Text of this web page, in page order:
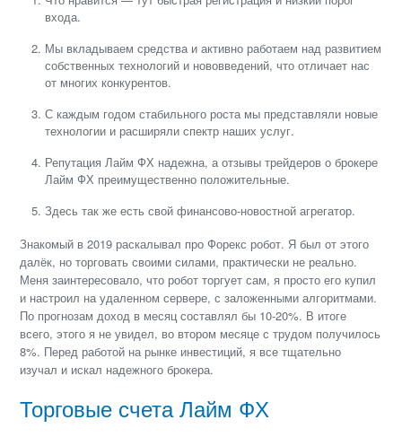
входа.
Мы вкладываем средства и активно работаем над развитием
собственных технологий и нововведений, что отличает нас
от многих конкурентов.
С каждым годом стабильного роста мы представляли новые
технологии и расширяли спектр наших услуг.
Репутация Лайм ФХ надежна, а отзывы трейдеров о брокере
Лайм ФХ преимущественно положительные.
Здесь так же есть свой финансово-новостной агрегатор.
Знакомый в 2019 раскалывал про Форекс робот. Я был от этого
далёк, но торговать своими силами, практически не реально.
Меня заинтересовало, что робот торгует сам, я просто его купил
и настроил на удаленном сервере, с заложенными алгоритмами.
По прогнозам доход в месяц составлял бы 10-20%. В итоге
всего, этого я не увидел, во втором месяце с трудом получилось
8%. Перед работой на рынке инвестиций, я все тщательно
изучал и искал надежного брокера.
Торговые счета Лайм ФХ